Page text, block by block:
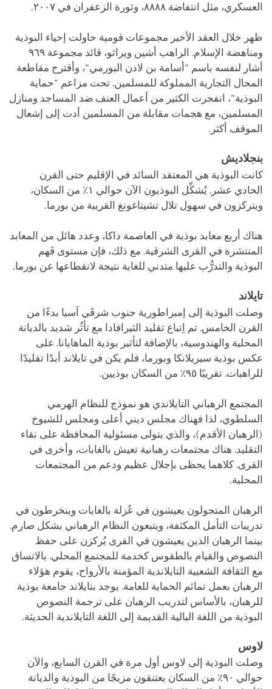
العسكري، مثل انتفاضة ٨٨٨٨، وثورة الزعفران في ٢٠٠٧.
ظهر خلال العقد الأخير مجموعات قومية حاولت إحياء البوذية
ومناهضة الإسلام. الراهب أشين ويراثو، قائد مجموعة ٩٦٩
أشار لنفسه باسم "أسامة بن لادن البورمي"، وأقترح مقاطعة
المحال التجارية المملوكة للمسلمين. تحت مزاعم "حماية
البوذية"، انفجرت الكثير من أعمال العنف ضد المساجد ومنازل
المسلمين، مع هجمات مقابلة من المسلمين أدت إلى إشعال
الموقف أكثر.
بنجلاديش
كانت البوذية هي المعتقد السائد في الإقليم حتى القرن
الحادي عشر. يُشكِّل البوذيون الآن حوالي ١٪ من السكان،
ويتركزون في سهول تلال تشيتاغونغ القريبة من بورما.
هناك أربع معابد بوذية في العاصمة داكا، وعدد هائل من المعابد
المنتشرة في القرى الشرقية. مع ذلك، فإن مستوى فَهم
البوذية والتدرُّب عليها متدني للغاية نتيجة لانقطاعها عن بورما.
تايلاند
وصلت البوذية إلى إمبراطورية جنوب شرقَي آسيا بدءًا من
القرن الخامس. تم اِتباع تقليد الثيرافادا مع تأثُر شديد بالديانة
المحلية والهندوسية، بالإضافة لتأثير بوذية الماهايانا. على
عكس بوذية سيريلانكا وبورما، فلم يكن في تايلاند أبدًا تقليدًا
للراهبات. تقريبًا ٩٥٪ من السكان بوذيين.
المجتمع الرهباني التايلاندي هو نموذج للنظام الهرمي
السلطوي، لذا فهناك مجلس ديني أعلى ومجلس للشيوخ
(الرهبان الأقدم)، والذي يتولى مسئولية المحافظة على نقاء
التقليد. هناك مجتمعات رهبانية تعيش بالغابات، وأخرى في
القرى. كلاهما يحظى بإجلال عظيم ودعم من المجتمعات
المحلية.
الرهبان المتجولون يعيشون في عُزلة بالغابات وينخرطون في
تدريبات التأمل المكثفة، ويتبعون النظام الرهباني بشكل صارم.
بينما الرهبان الذين يعيشون في القرى يُركزن على حفظ
النصوص والقيام بالطقوس كخدمة للمجتمع المحلي. بالاتساق
مع الثقافة الشعبية التايلاندية المؤمنة بالأرواح، يقوم هؤلاء
الرهبان بعمل تمائم الحماية للعامة. يوجد بتايلاند جامعة بوذية
للرهبان، بالأساس لتدريب الرهبان على ترجمة النصوص
البوذية من اللغة البالية القديمة إلى اللغة التايلاندية الحديثة.
لاوس
وصلت البوذية إلى لاوس أول مرة في القرن السابع، والآن
حوالي ٩٠٪ من السكان يعتنقون مزيجًا من البوذية والديانة